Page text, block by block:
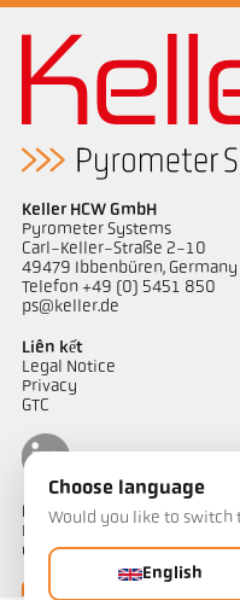
Keller HCW GmbH
Pyrometer Systems
Carl-Keller-Straße 2-10
49479 Ibbenbüren, Germany
Telefon +49 (0) 5451 850
ps@keller.de
Liên kết
Legal Notice
Privacy
GTC
Liên hệ
Bạn có câu hỏi về các giải
của chúng tôi sẵn sàng hỗ trợ
Choose language
Would you like to switch
English